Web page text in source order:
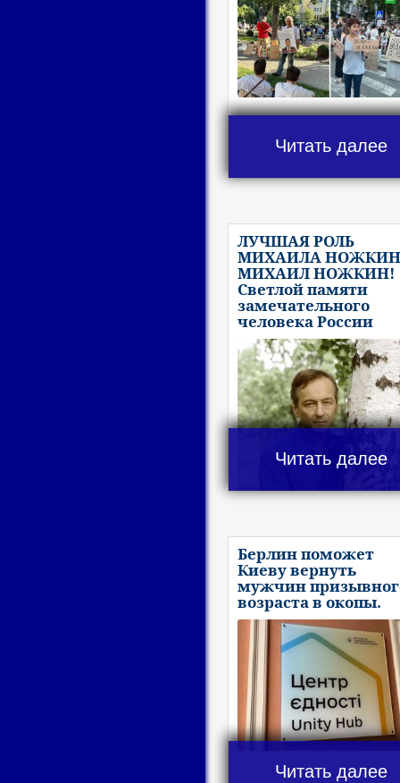
Читать далее
ЛУЧШАЯ РОЛЬ
МИХАИЛА
МИХАИЛ НОЖКИН!
Светлой памяти
замечательного
человека России
Читать далее
Берлин поможет
Киеву вернуть
мужчин
возраста в окопы.
Читать далее